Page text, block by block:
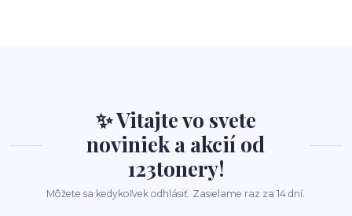
✨ Vitajte vo svete
noviniek a akcií od
123tonery!
Môžete sa kedykoľvek odhlásiť. Zasielame raz za 14 dní.